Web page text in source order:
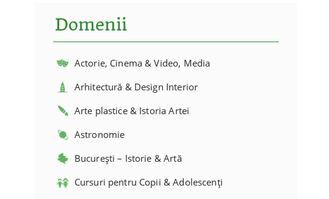
Domenii
Actorie, Cinema & Video, Media
Arhitectură & Design Interior
Arte plastice & Istoria Artei
Astronomie
București – Istorie & Artă
Cursuri pentru Copii & Adolescenți